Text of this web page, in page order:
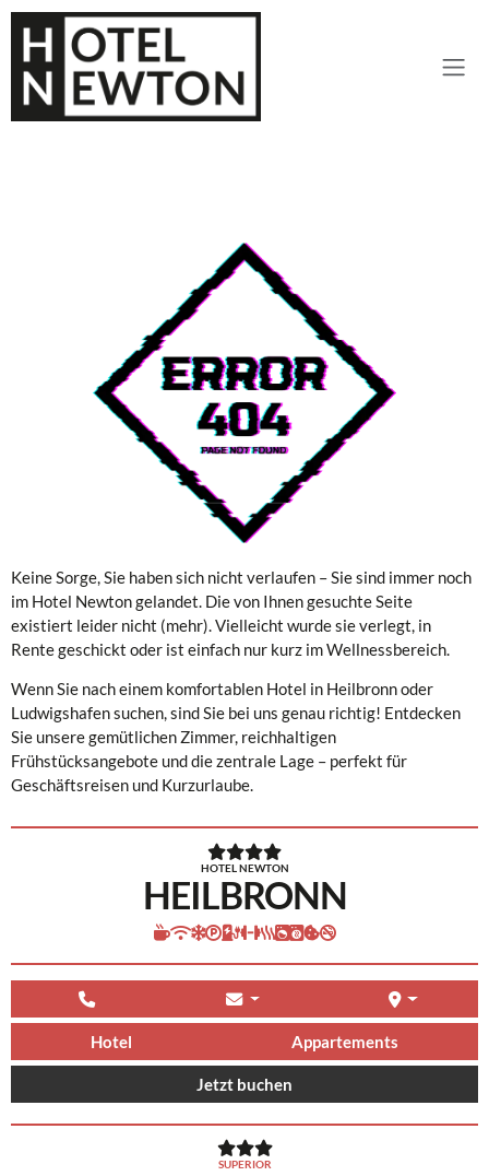
Keine Sorge, Sie haben sich nicht verlaufen – Sie sind immer noch
im Hotel Newton gelandet. Die von Ihnen gesuchte Seite
existiert leider nicht (mehr). Vielleicht wurde sie verlegt, in
Rente geschickt oder ist einfach nur kurz im Wellnessbereich.
Wenn Sie nach einem komfortablen Hotel in Heilbronn oder
Ludwigshafen suchen, sind Sie bei uns genau richtig! Entdecken
Sie unsere gemütlichen Zimmer, reichhaltigen
Frühstücksangebote und die zentrale Lage – perfekt für
Geschäftsreisen und Kurzurlaube.
HOTEL NEWTON
HEILBRONN
Hotel Appartements
Jetzt buchen
SUPERIOR